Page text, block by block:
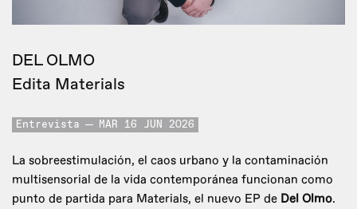
DEL OLMO
Edita Materials
Entrevista MAR 16 JUN 2026
La sobreestimulación, el caos urbano y la contaminación
multisensorial de la vida contemporánea funcionan como
punto de partida para Materials, el nuevo EP de Del Olmo.